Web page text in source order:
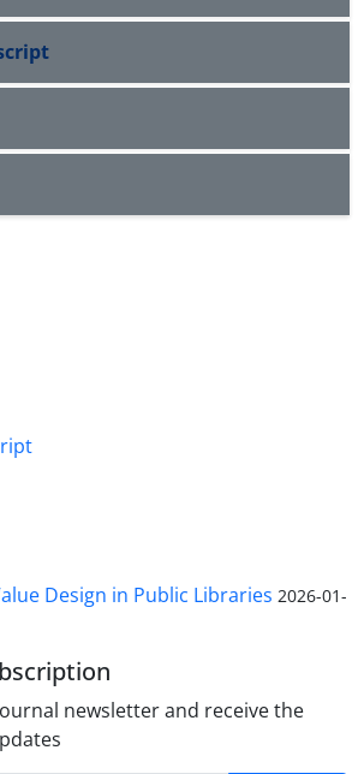
Design in Public Libraries 2026-01-
newsletter and receive the